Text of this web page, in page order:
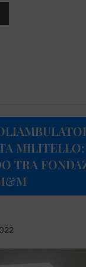
TRA